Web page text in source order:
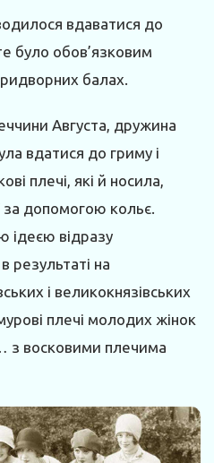
вдаватися до
було обов’язковим
балах.
Августа, дружина
вдатися до гриму і
плечі, які й носила,
допомогою кольє.
ідеєю відразу
результаті на
і великокнязівських
плечі молодих жінок
з восковими плечима